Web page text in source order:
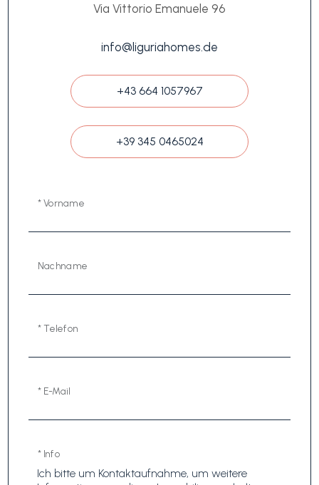
Via Vittorio Emanuele 96
info@liguriahomes.de
+43 664 1057967
+39 345 0465024
* Vorname
Nachname
* Telefon
* E-Mail
* Info